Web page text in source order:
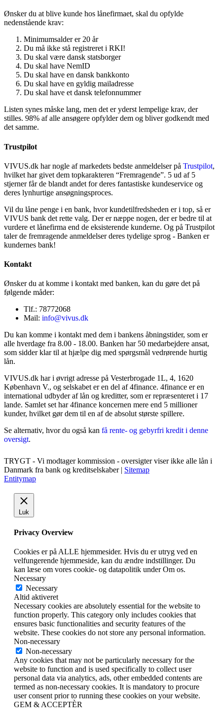
Ønsker du at blive kunde hos lånefirmaet, skal du opfylde
nedenstående krav:
Minimumsalder er 20 år
Du må ikke stå registreret i RKI!
Du skal være dansk statsborger
Du skal have NemID
Du skal have en dansk bankkonto
Du skal have en gyldig mailadresse
Du skal have et dansk telefonnummer
Listen synes måske lang, men det er yderst lempelige krav, der
stilles. 98% af alle ansøgere opfylder dem og bliver godkendt med
det samme.
Trustpilot
VIVUS.dk har nogle af markedets bedste anmeldelser på Trustpilot,
hvilket har givet dem topkarakteren “Fremragende”. 5 ud af 5
stjerner får de blandt andet for deres fantastiske kundeservice og
deres lynhurtige ansøgningsproces.
Vil du låne penge i en bank, hvor kundetilfredsheden er i top, så er
VIVUS bank det rette valg. Der er næppe nogen, der er bedre til at
vurdere et lånefirma end de eksisterende kunderne. Og på Trustpilot
taler de fremragende anmeldelser deres tydelige sprog - Banken er
kundernes bank!
Kontakt
Ønsker du at komme i kontakt med banken, kan du gøre det på
følgende måder:
Tlf.: 78772068
Mail: info@vivus.dk
Du kan komme i kontakt med dem i bankens åbningstider, som er
alle hverdage fra 8.00 - 18.00. Banken har 50 medarbejdere ansat,
som sidder klar til at hjælpe dig med spørgsmål vedrørende hurtig
lån.
VIVUS.dk har i øvrigt adresse på Vesterbrogade 1L, 4, 1620
København V., og selskabet er en del af 4finance. 4finance er en
international udbyder af lån og kreditter, som er repræsenteret i 17
lande. Samlet set har 4finance koncernen mere end 5 millioner
kunder, hvilket gør dem til en af de absolut største spillere.
Se alternativ, hvor du også kan få rente- og gebyrfri kredit i denne
oversigt.
TRYGT - Vi modtager kommission - oversigter viser ikke alle lån i
Danmark fra bank og kreditselskaber | Sitemap
Entitymap
Luk
Privacy Overview
Cookies er på ALLE hjemmesider. Hvis du er utryg ved en
velfungerende hjemmeside, kan du ændre indstillinger. Du
kan læse om vores cookie- og datapolitik under Om os.
Necessary
Necessary
Altid aktiveret
Necessary cookies are absolutely essential for the website to
function properly. This category only includes cookies that
ensures basic functionalities and security features of the
website. These cookies do not store any personal information.
Non-necessary
Non-necessary
Any cookies that may not be particularly necessary for the
website to function and is used specifically to collect user
personal data via analytics, ads, other embedded contents are
termed as non-necessary cookies. It is mandatory to procure
user consent prior to running these cookies on your website.
GEM & ACCEPTÈR